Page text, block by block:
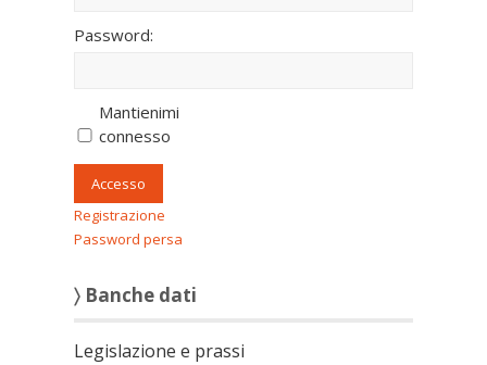
Password:
Mantienimi
connesso
Accesso
Registrazione
Password persa
〉 Banche dati
Legislazione e prassi